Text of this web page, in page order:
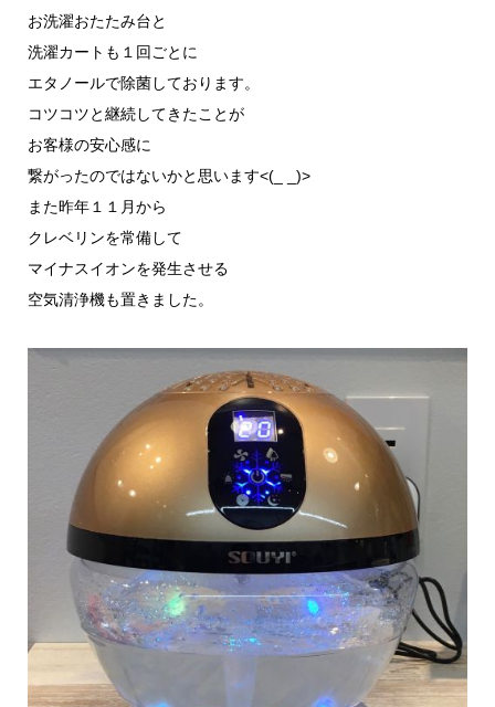
お洗濯おたたみ台と
洗濯カートも１回ごとに
エタノールで除菌しております。
コツコツと継続してきたことが
お客様の安心感に
繋がったのではないかと思います<(_ _)>
また昨年１１月から
クレベリンを常備して
マイナスイオンを発生させる
空気清浄機も置きました。